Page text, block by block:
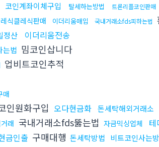
코인계좌이체구입 탈세하는방법 트론리플코인판매
식클레식판매 이더리움매입 국내거래소fds피하는법
정산 이더리움전송
는법 밈코인삽니다
업비트코인추적
매
인원화구입 오다현금화 돈세탁해외거래소
래 국내거래소fds뚫는법 자금믹싱업체 테
금인출 구매대행 돈세탁방법 비트코인사는